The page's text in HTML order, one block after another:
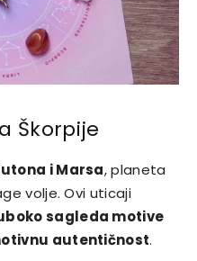
Škorpije
i Marsa, planeta
volje. Ovi uticaji
sagleda motive
autentičnost.